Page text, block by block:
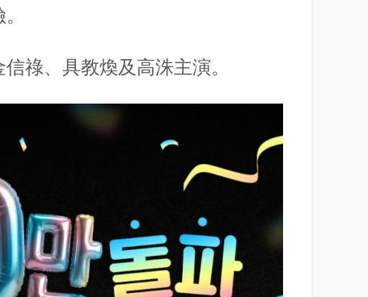
祿、具教煥及高洙主演。